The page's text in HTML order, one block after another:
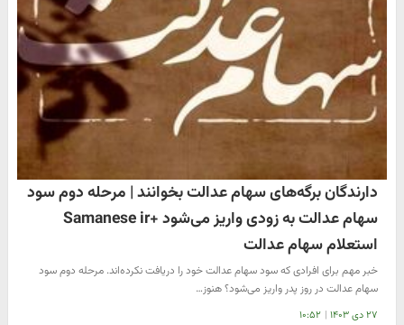
دارندگان برگه‌های سهام عدالت بخوانند | مرحله دوم سود
سهام عدالت به زودی واریز می‌شود +Samanese ir
استعلام سهام عدالت
خبر مهم برای افرادی که سود سهام عدالت خود را دریافت نکرده‌اند. مرحله دوم سود
سهام عدالت در روز پدر واریز می‌شود؟ هنوز…
۲۷ دی ۱۴۰۳ | ۱۰:۵۲